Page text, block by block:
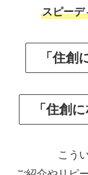
スピーデ
「住創
「住創
こう